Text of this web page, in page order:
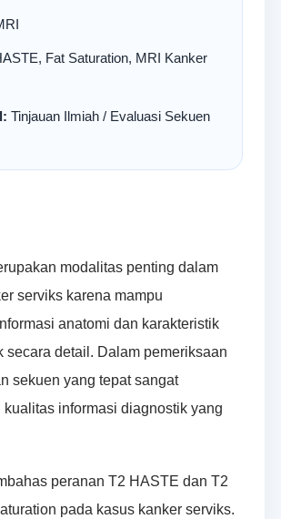
Fat Saturation, MRI Kanker
Tinjauan Ilmiah / Evaluasi Sekuen
modalitas penting dalam
serviks karena mampu
anatomi dan karakteristik
secara detail. Dalam pemeriksaan
sekuen yang tepat sangat
kualitas informasi diagnostik yang
peranan T2 HASTE dan T2
pada kasus kanker serviks.